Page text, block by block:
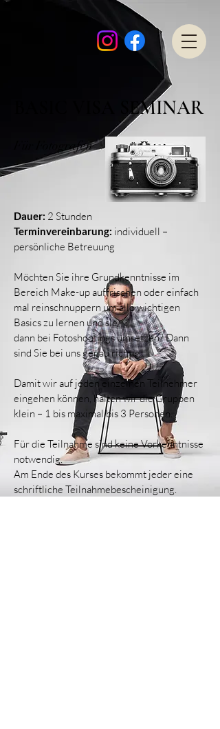
BASIC VISA SEMINAR
Für Fotografen
Dauer: 2 Stunden
Terminvereinbarung: individuell –
persönliche Betreuung
Möchten Sie ihre Grundkenntnisse im
Bereich Make-up auffrischen oder einfach
mal reinschnuppern um alle wichtigen
Basics zu lernen und sie
dann bei Fotoshootings umsetzen? Dann
sind Sie bei uns genau richtig!
Damit wir auf jeden einzelnen Teilnehmer
eingehen können, halten wir die Gruppen
klein – 1 bis maximal bis 3 Personen.
Für die Teilnahme sind keine Vorkenntnisse
notwendig.
Am Ende des Kurses bekommt jeder eine
schriftliche Teilnahmebescheinigung.